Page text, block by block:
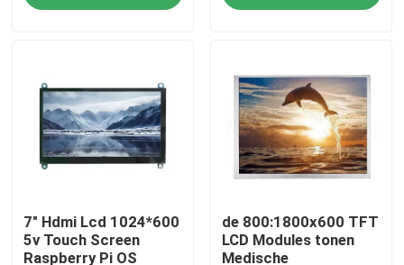
Video's
Over ons
Kwaliteitscontrole
7" Hdmi Lcd 1024*600
5v Touch Screen
Raspberry Pi OS
de 800:1800x600 TFT
LCD Modules tonen
Medische